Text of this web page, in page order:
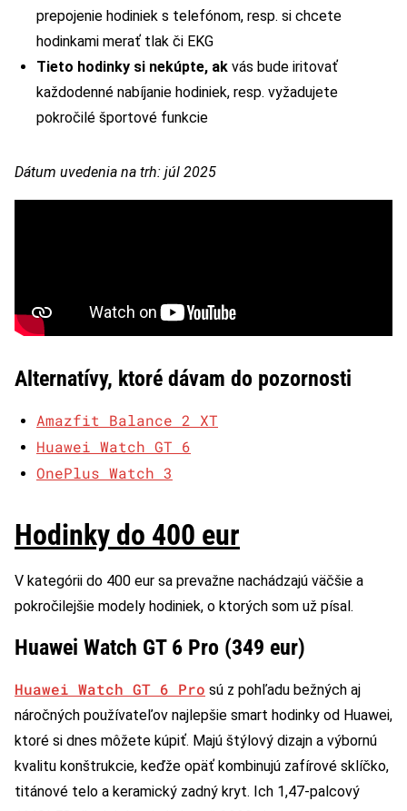
prepojenie hodiniek s telefónom, resp. si chcete
hodinkami merať tlak či EKG
Tieto hodinky si nekúpte, ak vás bude iritovať
každodenné nabíjanie hodiniek, resp. vyžadujete
pokročilé športové funkcie
Dátum uvedenia na trh: júl 2025
Alternatívy, ktoré dávam do pozornosti
Amazfit Balance 2 XT
Huawei Watch GT 6
OnePlus Watch 3
Hodinky do 400 eur
V kategórii do 400 eur sa prevažne nachádzajú väčšie a
pokročilejšie modely hodiniek, o ktorých som už písal.
Huawei Watch GT 6 Pro (349 eur)
Huawei Watch GT 6 Pro sú z pohľadu bežných aj
náročných používateľov najlepšie smart hodinky od Huawei,
ktoré si dnes môžete kúpiť. Majú štýlový dizajn a výbornú
kvalitu konštrukcie, keďže opäť kombinujú zafírové sklíčko,
titánové telo a keramický zadný kryt. Ich 1,47-palcový